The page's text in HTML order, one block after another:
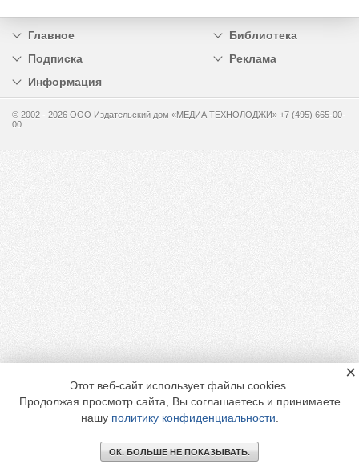
Главное
Библиотека
Подписка
Реклама
Информация
© 2002 - 2026 OOO Издательский дом «МЕДИА ТЕХНОЛОДЖИ» +7 (495) 665-00-
00
Этот веб-сайт использует файлы cookies.
Продолжая просмотр сайта, Вы соглашаетесь и принимаете
нашу политику конфиденциальности
ОК. БОЛЬШЕ НЕ ПОКАЗЫВАТЬ.
×